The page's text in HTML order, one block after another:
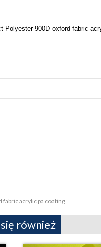
acrylic pa coating
również